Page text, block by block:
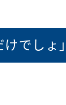
でしょ」